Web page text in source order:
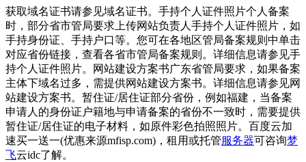
获取域名证书请参见域名证书。手持个人证件照片个人备案
时，部分省市管局要求上传网站负责人手持个人证件照片，如
手持身份证、手持户口等。您可在各地区管局备案规则中单击
对应省份链接，查看各省市管局备案规则。详细信息请参见手
持个人证件照片。网站建设方案书广东省管局要求，如果备案
主体下域名过多，需提供网站建设方案书。详细信息请参见网
站建设方案书。暂住证/居住证部分省份，例如福建，当备案
申请人的身份证户籍地与申请备案的省份不一致时，需要提供
暂住证/居住证的电子材料，如原件彩色拍照照片。百度云加
速买一送一(优惠来源mfisp.com)，租用或托管服务器可咨询梦
飞云idc了解。